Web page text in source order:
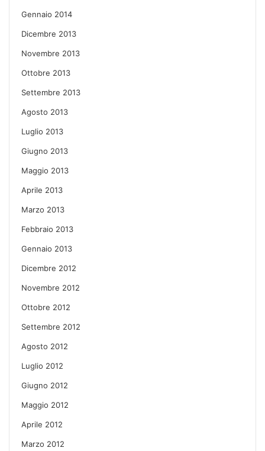
Gennaio 2014
Dicembre 2013
Novembre 2013
Ottobre 2013
Settembre 2013
Agosto 2013
Luglio 2013
Giugno 2013
Maggio 2013
Aprile 2013
Marzo 2013
Febbraio 2013
Gennaio 2013
Dicembre 2012
Novembre 2012
Ottobre 2012
Settembre 2012
Agosto 2012
Luglio 2012
Giugno 2012
Maggio 2012
Aprile 2012
Marzo 2012